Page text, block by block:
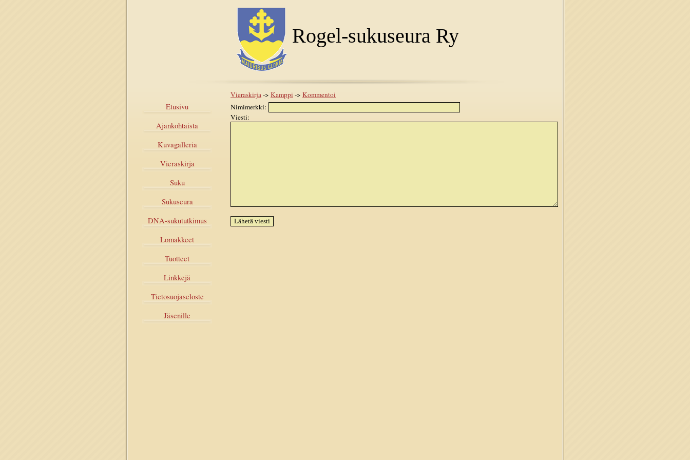
Rogel-sukuseura Ry
Etusivu
Ajankohtaista
Kuvagalleria
Vieraskirja
Suku
Sukuseura
DNA-sukututkimus
Lomakkeet
Tuotteet
Linkkejä
Tietosuojaseloste
Jäsenille
Vieraskirja-> Kamppi -> Kommentoi
Nimimerkki:
Viesti: